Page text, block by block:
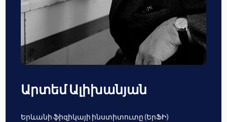
Արտեմ Ալիխանյան
Երևանի ֆիզիկայի ինստիտուտը (ԵրՖԻ)